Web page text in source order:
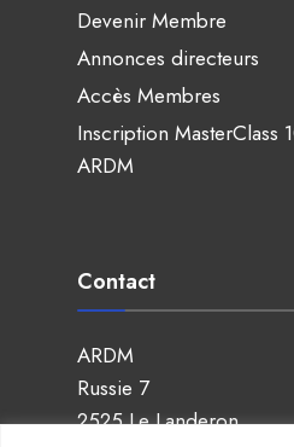
Devenir Membre
Annonces directeurs
Accès Membres
Inscription MasterClass
ARDM
Contact
ARDM
Russie 7
2525 Le Landeron